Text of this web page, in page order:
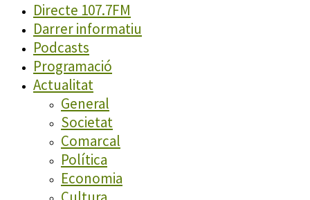
Directe 107.7FM
Darrer informatiu
Podcasts
Programació
Actualitat
General
Societat
Comarcal
Política
Economia